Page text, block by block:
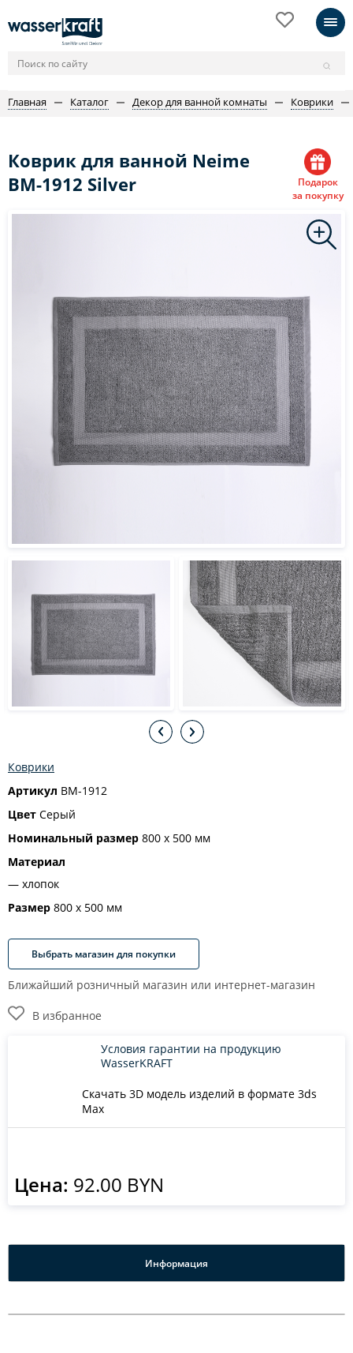
Главная Каталог Декор для ванной комнаты Коврики
Коврик для ванной Neime
BM-1912 Silver
Подарок
за покупку
Коврики
Артикул BM-1912
Цвет Серый
Номинальный размер 800 х 500 мм
Материал
хлопок
Размер 800 х 500 мм
Выбрать магазин для покупки
Ближайший розничный магазин или интернет-магазин
В избранное
Скачать 3D модель изделий в формате 3ds
Max
Условия гарантии на продукцию
WasserKRAFT
Цена: 92.00 BYN
Информация